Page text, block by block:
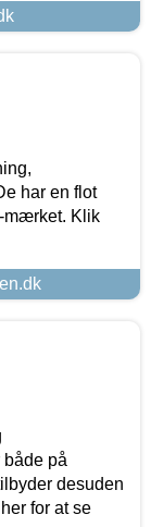
har en flot
mærket. Klik
på
desuden
for at se